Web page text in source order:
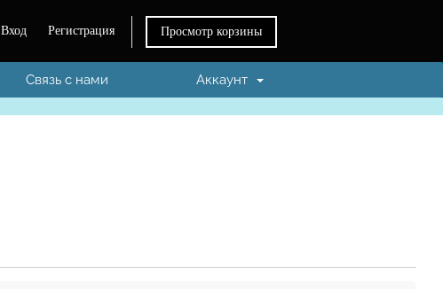
Вход Регистрация Просмотр корзины
Связь с нами Аккаунт